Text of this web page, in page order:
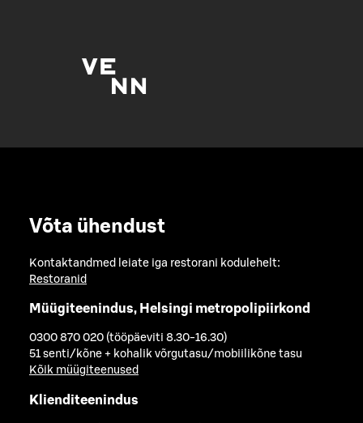
Võta ühendust
Kontaktandmed leiate iga restorani kodulehelt:
Restoranid
Müügiteenindus, Helsingi metropolipiirkond
0300 870 020 (tööpäeviti 8.30-16.30)
51 senti/kõne + kohalik võrgutasu/mobiilikõne tasu
Kõik müügiteenused
Klienditeenindus